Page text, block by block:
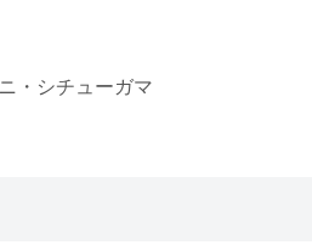
・シチューガマ